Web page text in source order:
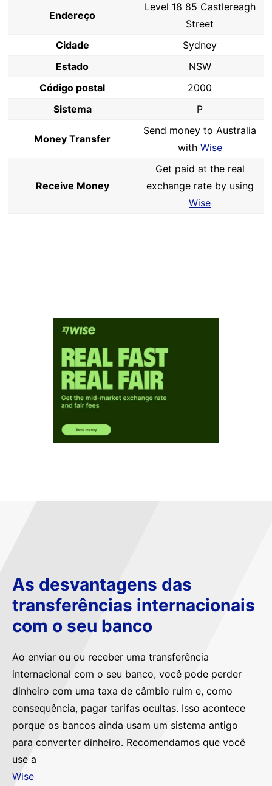
Endereço
Level 18 85 Castlereagh
Street
Cidade
Sydney
Estado
NSW
Código postal
2000
Sistema
P
Money Transfer
Send money to Australia
with Wise
Receive Money
Get paid at the real
exchange rate by using
Wise
As desvantagens das
transferências internacionais
com o seu banco
Ao enviar ou ou receber uma transferência
internacional com o seu banco, você pode perder
dinheiro com uma taxa de câmbio ruim e, como
consequência, pagar tarifas ocultas. Isso acontece
porque os bancos ainda usam um sistema antigo
para converter dinheiro. Recomendamos que você
use a
Wise